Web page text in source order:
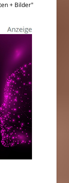
+ Bilder"